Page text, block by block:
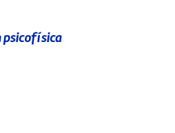
psicofísica